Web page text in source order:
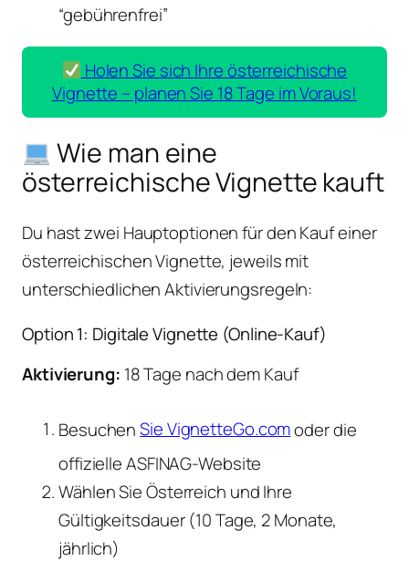
“gebührenfrei”
Holen Sie sich Ihre österreichische
Vignette – planen Sie 18 Tage im Voraus!
Wie man eine
österreichische Vignette kauft
Du hast zwei Hauptoptionen für den Kauf einer
österreichischen Vignette, jeweils mit
unterschiedlichen Aktivierungsregeln:
Option 1: Digitale Vignette (Online-Kauf)
Aktivierung: 18 Tage nach dem Kauf
BesuchenSie VignetteGo.comoder die
offizielle ASFINAG-Website
Wählen Sie Österreich und Ihre
Gültigkeitsdauer (10 Tage, 2 Monate,
jährlich)